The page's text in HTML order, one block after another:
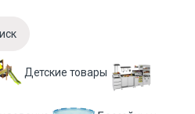
Детские товары